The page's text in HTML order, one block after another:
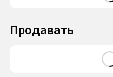
Продавать